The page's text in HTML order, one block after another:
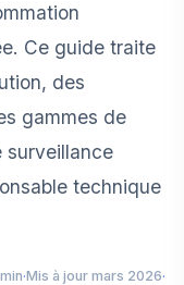
Ce guide traite
des
gammes de
surveillance
technique
·Mis à jour mars 2026·